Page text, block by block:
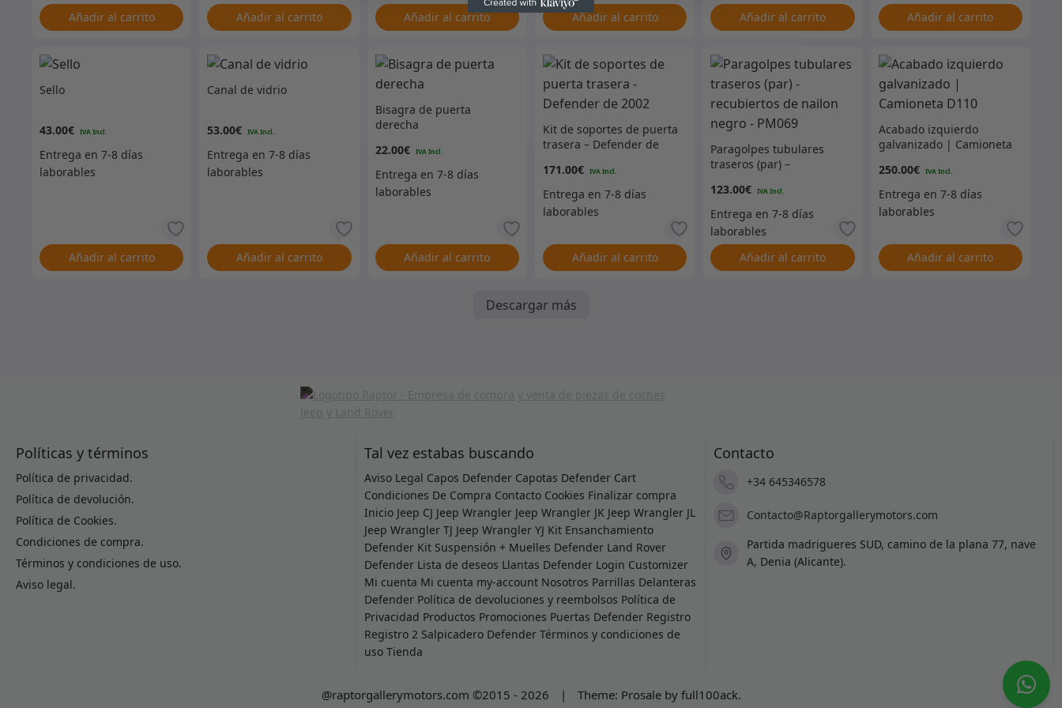
Añadir al carrito Añadir al carrito Añadir al carrito Añadir al carrito Añadir al carrito Añadir al carrito
Sello
43.00€
Añadir al carrito
Canal de vidrio
53.00€
Añadir al carrito
Bisagra de puerta
derecha
22.00€
Añadir al carrito
Kit de soportes de puerta
trasera – Defender de
171.00€
Añadir al carrito
Paragolpes tubulares
traseros (par) –
negro – PM069
123.00€
Añadir al carrito
Acabado izquierdo
galvanizado | Camioneta
250.00€
Añadir al carrito
Descargar más
Políticas y términos
Política de privacidad.
Política de devolución.
Política de Cookies.
Condiciones de compra.
Términos y condiciones de uso.
Aviso legal.
Tal vez estabas buscando
Aviso Legal Capos Defender Capotas Defender Cart
Condiciones De Compra Contacto Cookies Finalizar compra
Inicio Jeep CJ Jeep Wrangler Jeep Wrangler JK Jeep Wrangler JL
Jeep Wrangler TJ Jeep Wrangler YJ Kit Ensanchamiento
Defender Kit Suspensión + Muelles Defender Land Rover
Defender Lista de deseos Llantas Defender Login Customizer
Mi cuenta Mi cuenta my-account Nosotros Parrillas Delanteras
Defender Política de devoluciones y reembolsos Política de
Privacidad Productos Promociones Puertas Defender Registro
Registro 2 Salpicadero Defender Términos y condiciones de
uso Tienda
Contacto
+34 645346578
Contacto@Raptorgallerymotors.com
Partida madrigueres SUD, camino de la plana 77, nave
A, Denia (Alicante).
@raptorgallerymotors.com ©2015 - 2026 | Theme: Prosaleby full100ack.